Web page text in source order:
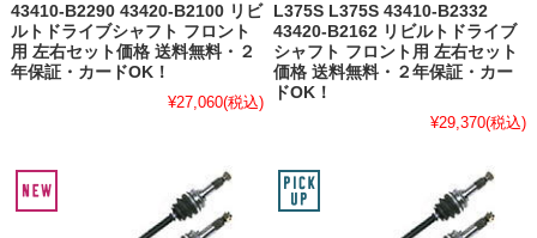
43410-B2290 43420-B2100 リビ
ルトドライブシャフト フロント
用 左右セット価格 送料無料・２
年保証・カードOK！
¥27,060(税込)
L375S L375S 43410-B2332
43420-B2162 リビルトドライブ
シャフト フロント用 左右セット
価格 送料無料・２年保証・カー
ドOK！
¥29,370(税込)